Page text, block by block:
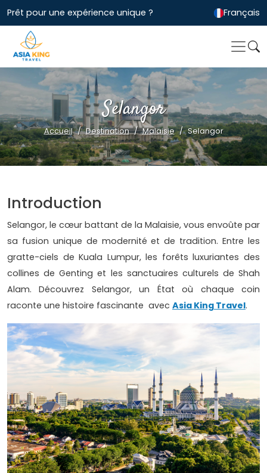
Prêt pour une expérience unique ? Français
Selangor
Accueil Destination Malaisie Selangor
Introduction
Selangor, le cœur battant de la Malaisie, vous envoûte par
sa fusion unique de modernité et de tradition. Entre les
gratte-ciels de Kuala Lumpur, les forêts luxuriantes des
collines de Genting et les sanctuaires culturels de Shah
Alam. Découvrez Selangor, un État où chaque coin
raconte une histoire fascinante avec Asia King Travel.